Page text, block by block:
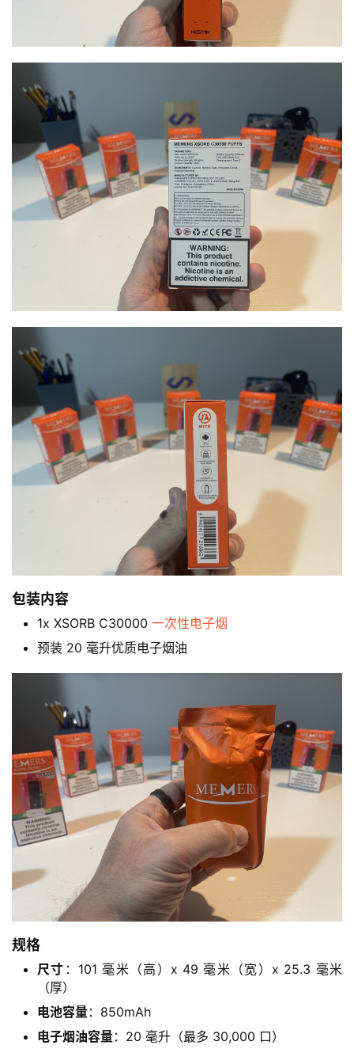
包装内容
1x XSORB C30000 一次性电子烟
预装 20 毫升优质电子烟油
规格
尺寸 ：101 毫米（高）x 49 毫米（宽）x 25.3 毫米
（厚）
电池容量：850mAh
电子烟油容量：20 毫升（最多 30,000 口）